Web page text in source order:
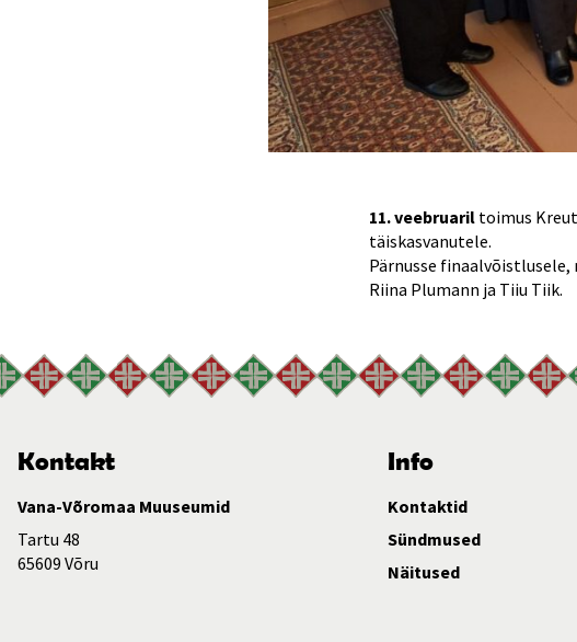
11. veebruaril toimus
täiskasvanutele.
Pärnusse finaalvõistlusele,
Riina Plumann ja Tiiu Tiik.
Kontakt
Vana-Võromaa Muuseumid
Tartu 48
65609 Võru
Info
Kontaktid
Sündmused
Näitused